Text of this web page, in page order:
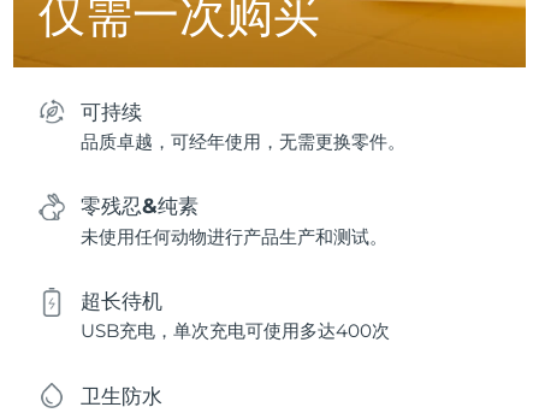
仅需一次购买
可持续
品质卓越，可经年使用，无需更换零件。
零残忍&纯素
未使用任何动物进行产品生产和测试。
超长待机
USB充电，单次充电可使用多达400次
卫生防水